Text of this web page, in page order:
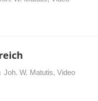
Joh. W. Matutis, Video